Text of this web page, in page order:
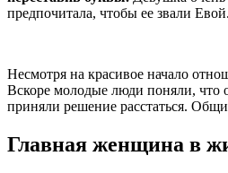
предпочитала, чтобы ее звали Евой.
Несмотря на красивое начало
Вскоре молодые люди поняли, что
приняли решение расстаться.
Главная женщина в